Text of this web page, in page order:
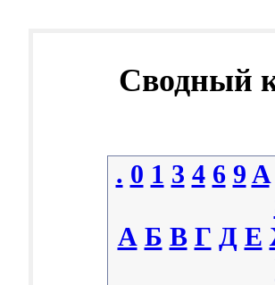
Сводный
. 0 1 3 4 6 9 A
А Б В Г Д Е